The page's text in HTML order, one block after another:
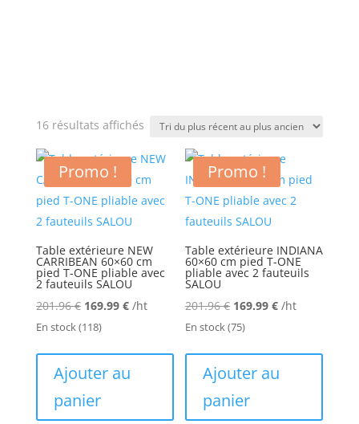
16 résultats affichésTrié
plus
récent
au
Promo !
Table extérieure NEW
CARRIBEAN 60×60 cm
pied T-ONE pliable avec
2 fauteuils SALOU
201.96€ Le
prix
était :
169.99 €Le
est :
/ht
En stock(118)
Ajouter au
panier
Promo !
Table extérieure INDIANA
60×60 cm pied T-ONE
pliable avec 2 fauteuils
SALOU
201.96€ Le
prix
était :
169.99€Le
est :
/ht
En stock(75)
Ajouter au
panier